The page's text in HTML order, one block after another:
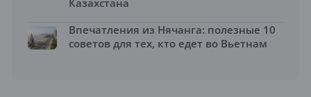
Впечатления из Нячанга: полезные 10
советов для тех, кто едет во Вьетнам